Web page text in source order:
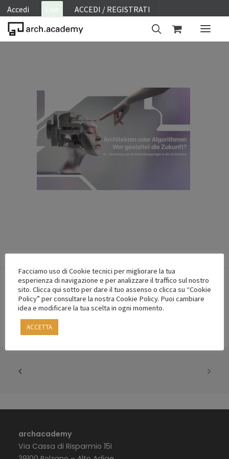
Accedi Live ACCEDI / REGISTRATI
FAQ
CONTATTI
ACCOUNT
archacademy
Via Cassa di Risparmio 15I
Facciamo uso di Cookie tecnici per migliorare la tua
esperienza di navigazione e per analizzare il traffico sul nostro
sito. Clicca qui sotto per dare il tuo assenso o clicca su “Cookie
Policy” per consultare la nostra Cookie Policy. Puoi cambiare
idea e modificare la tua scelta in ogni momento.
ACCETTA